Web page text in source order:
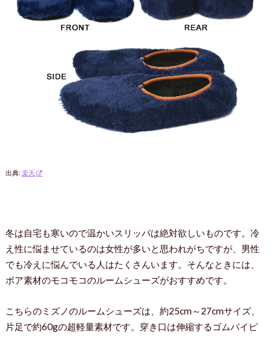
出典: 楽天
冬は自宅も寒いので温かいスリッパは絶対欲しいものです。冷
え性に悩ませているのは女性が多いと思われがちですが、男性
でも冷えに悩んでいる人はたくさんいます。そんなときには、
ボア素材のモコモコのルームシューズがおすすめです。
こちらのミズノのルームシューズは、約25cm～27cmサイズ、
片足で約60gの超軽量素材です。穿き口は伸縮するゴムパイピ